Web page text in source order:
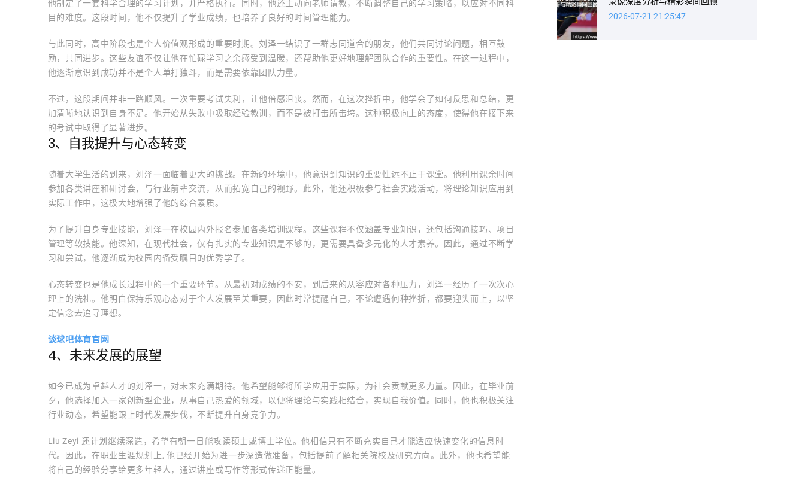
他制定了一套科学合理的学习计划，并严格执行。同时，他还主动向老师请教，不断调整自己的学习策略，以应对不同科
目的难度。这段时间，他不仅提升了学业成绩，也培养了良好的时间管理能力。
与此同时，高中阶段也是个人价值观形成的重要时期。刘泽一结识了一群志同道合的朋友，他们共同讨论问题，相互鼓
励，共同进步。这些友谊不仅让他在忙碌学习之余感受到温暖，还帮助他更好地理解团队合作的重要性。在这一过程中，
他逐渐意识到成功并不是个人单打独斗，而是需要依靠团队力量。
不过，这段期间并非一路顺风。一次重要考试失利，让他倍感沮丧。然而，在这次挫折中，他学会了如何反思和总结，更
加清晰地认识到自身不足。他开始从失败中吸取经验教训，而不是被打击所击垮。这种积极向上的态度，使得他在接下来
的考试中取得了显著进步。
3、自我提升与心态转变
随着大学生活的到来，刘泽一面临着更大的挑战。在新的环境中，他意识到知识的重要性远不止于课堂。他利用课余时间
参加各类讲座和研讨会，与行业前辈交流，从而拓宽自己的视野。此外，他还积极参与社会实践活动，将理论知识应用到
实际工作中，这极大地增强了他的综合素质。
为了提升自身专业技能，刘泽一在校园内外报名参加各类培训课程。这些课程不仅涵盖专业知识，还包括沟通技巧、项目
管理等软技能。他深知，在现代社会，仅有扎实的专业知识是不够的，更需要具备多元化的人才素养。因此，通过不断学
习和尝试，他逐渐成为校园内备受瞩目的优秀学子。
心态转变也是他成长过程中的一个重要环节。从最初对成绩的不安，到后来的从容应对各种压力，刘泽一经历了一次次心
理上的洗礼。他明白保持乐观心态对于个人发展至关重要，因此时常提醒自己，不论遭遇何种挫折，都要迎头而上，以坚
定信念去追寻理想。
谈球吧体育官网
4、未来发展的展望
如今已成为卓越人才的刘泽一，对未来充满期待。他希望能够将所学应用于实际，为社会贡献更多力量。因此，在毕业前
夕，他选择加入一家创新型企业，从事自己热爱的领域，以便将理论与实践相结合，实现自我价值。同时，他也积极关注
行业动态，希望能跟上时代发展步伐，不断提升自身竞争力。
Liu Zeyi 还计划继续深造，希望有朝一日能攻读硕士或博士学位。他相信只有不断充实自己才能适应快速变化的信息时
代。因此，在职业生涯规划上, 他已经开始为进一步深造做准备，包括提前了解相关院校及研究方向。此外，他也希望能
将自己的经验分享给更多年轻人，通过讲座或写作等形式传递正能量。
2026-07-21 21:25:47